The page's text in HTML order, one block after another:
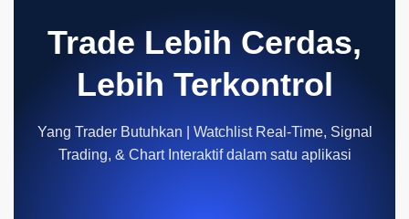
Trade Lebih Cerdas,
Lebih Terkontrol
Yang Trader Butuhkan | Watchlist Real-Time, Signal
Trading, & Chart Interaktif dalam satu aplikasi